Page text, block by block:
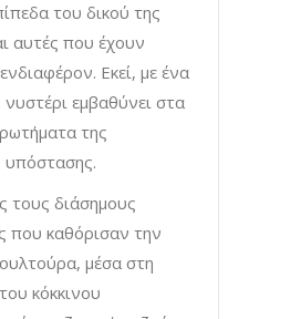
του δικού της
αυτές που έχουν
Εκεί, με ένα
νυστέρι εμβαθύνει στα
της
τους διάσημους
που καθόρισαν την
μέσα στη
κόκκινου